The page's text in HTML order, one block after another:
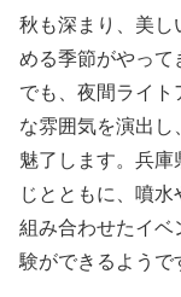
秋も深まり、美し
める季節がやって
でも、夜間ライト
な雰囲気を演出し
魅了します。兵庫
じとともに、噴
組み合わせたイベ
験ができるようで